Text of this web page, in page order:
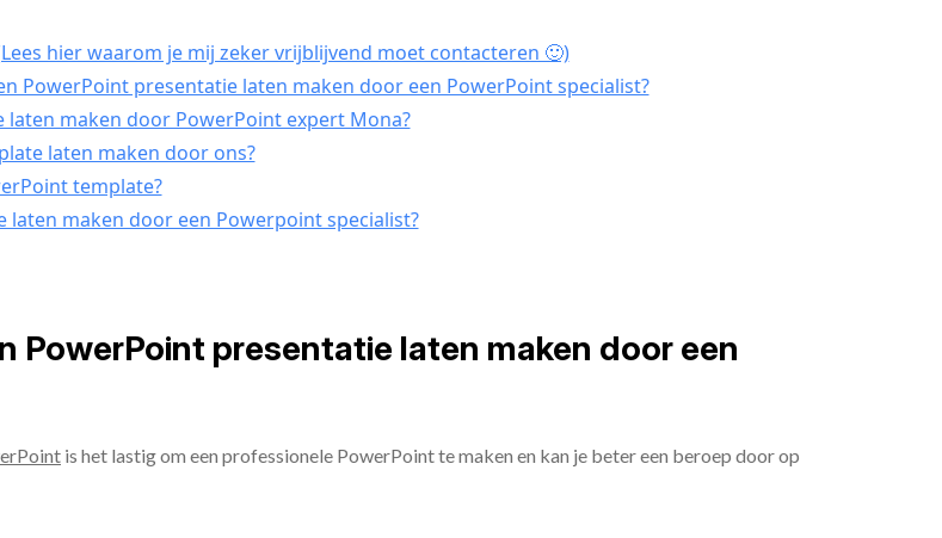
hier waarom je mij zeker vrijblijvend moet contacteren 🙂)
PowerPoint presentatie laten maken door een PowerPoint specialist?
maken door PowerPoint expert Mona?
laten maken door ons?
template?
maken door een Powerpoint specialist?
PowerPoint presentatie laten maken door een
is het lastig om een professionele PowerPoint te maken en kan je beter een beroep door op